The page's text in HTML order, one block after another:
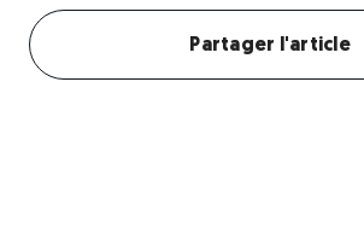
Partager l'article